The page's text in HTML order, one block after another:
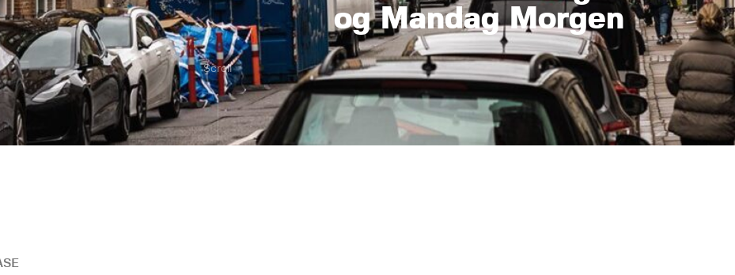
og Mandag Morgen
Scroll